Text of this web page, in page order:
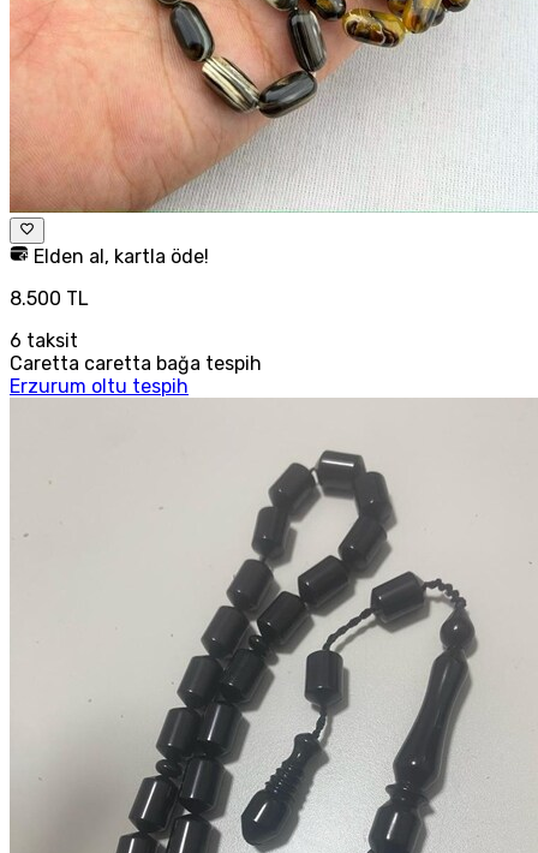
Elden al, kartla öde!
8.500 TL
6 taksit
Caretta caretta bağa tespih
Erzurum oltu tespih